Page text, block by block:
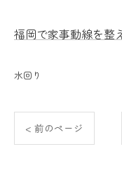
福岡で家事動線を整
水回り
< 前のページ